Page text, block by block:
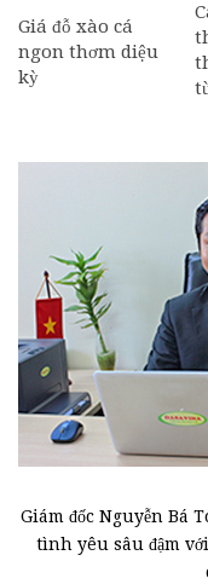
Giá đỗ xào cá
ngon thơm diệu
kỳ
Giám đốc Nguyễn Bá
tình yêu sâu đậm